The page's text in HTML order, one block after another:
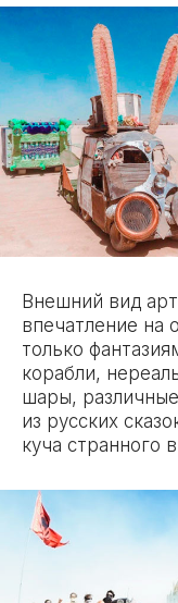
Внешний вид
впечатление на
только
корабли,
шары,
из русских
куча странного